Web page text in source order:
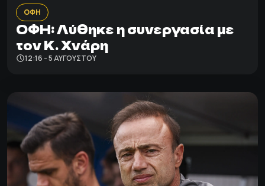
ΟΦΗ
ΟΦΗ: Λύθηκε η συνεργασία με
τον Κ. Χνάρη
12:16 - 5 ΑΥΓΟΎΣΤΟΥ